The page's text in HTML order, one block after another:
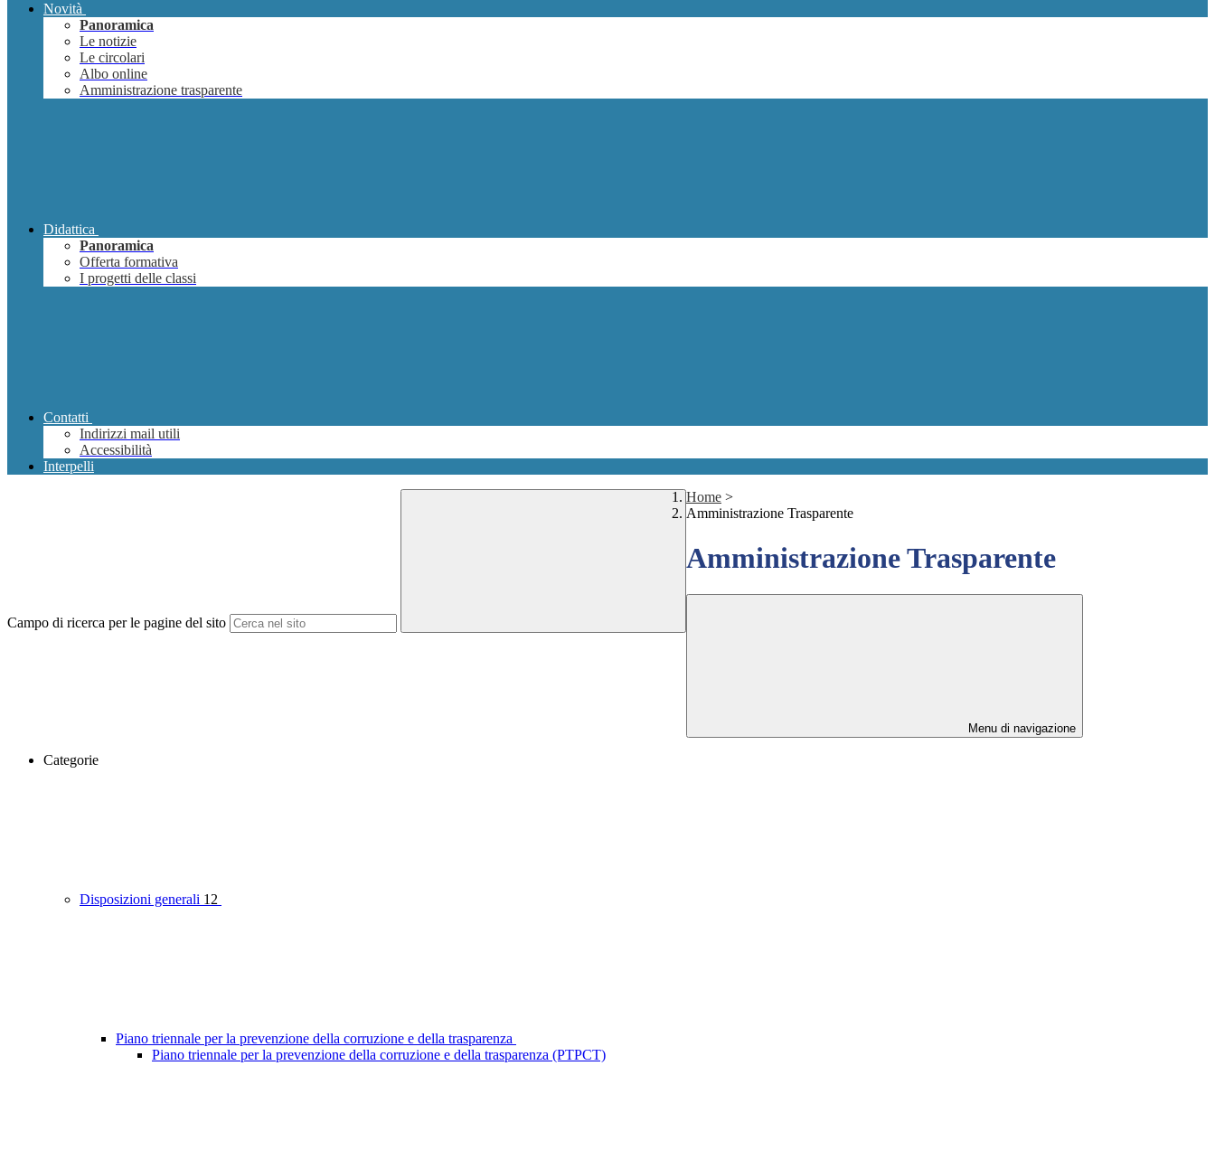
Novità
Panoramica
Le notizie
Le circolari
Albo online
Amministrazione trasparente
Didattica
Panoramica
Offerta formativa
I progetti delle classi
Contatti
Indirizzi mail utili
Accessibilità
Interpelli
Campo di ricerca per le pagine del sito
Home >
Amministrazione Trasparente
Amministrazione Trasparente
Menu di navigazione
Categorie
Disposizioni generali 12
Piano triennale per la prevenzione della corruzione e della trasparenza
Piano triennale per la prevenzione della corruzione e della trasparenza (PTPCT)